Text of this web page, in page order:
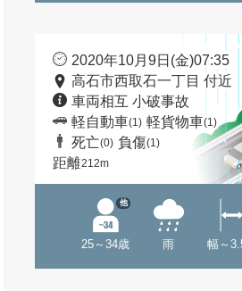
2020年10月9日(金)07:35
高石市西取石一丁目 付近
車両相互 小破事故
軽自動車(1) 軽貨物車(1)
死亡(0) 負傷(1)
距離212m
25～34歳
他
雨 幅～